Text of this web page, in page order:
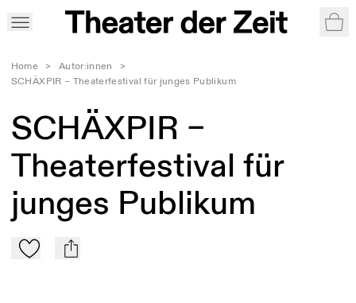
Home > Autor:innen
>
SCHÄXPIR – Theaterfestival für junges Publikum
SCHÄXPIR –
Theaterfestival für
junges Publikum
Zu Mein-TdZ hinzufügen
mail